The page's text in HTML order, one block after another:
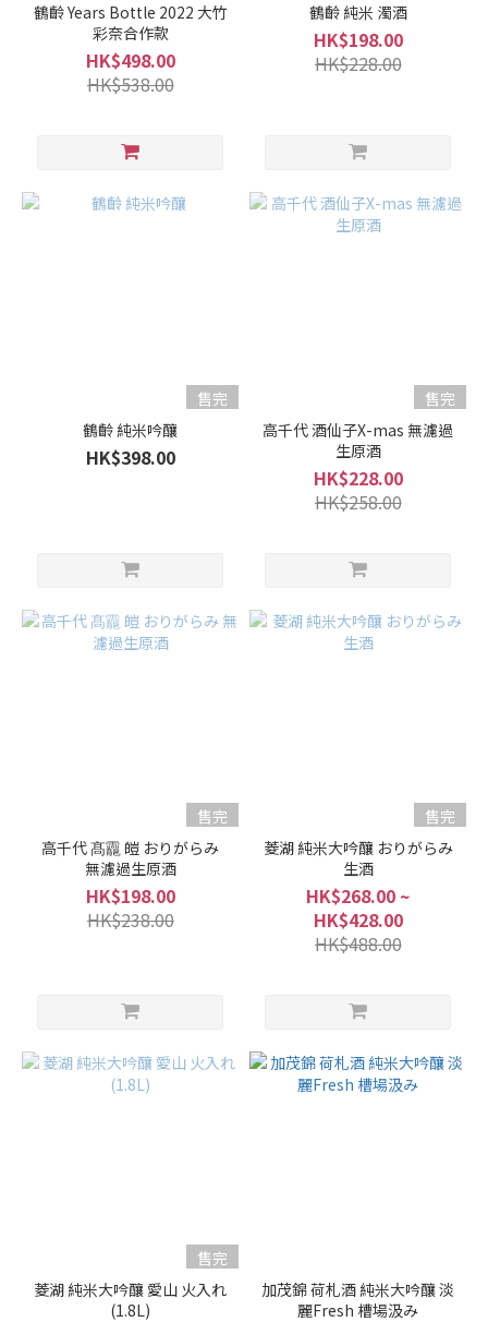
鶴齡 Years Bottle 2022 大竹
彩奈合作款
HK$498.00
HK$538.00
鶴齡 純米 濁酒
HK$198.00
HK$228.00
售完
鶴齡 純米吟釀
HK$398.00
售完
高千代 酒仙子X-mas 無濾過
生原酒
HK$228.00
HK$258.00
售完
高千代 髙龗 皚 おりがらみ
無濾過生原酒
HK$198.00
HK$238.00
售完
菱湖 純米大吟釀 おりがらみ
生酒
HK$268.00 ~
HK$428.00
HK$488.00
售完
菱湖 純米大吟釀 愛山 火入れ
(1.8L)
加茂錦 荷札酒 純米大吟釀 淡
麗Fresh 槽場汲み